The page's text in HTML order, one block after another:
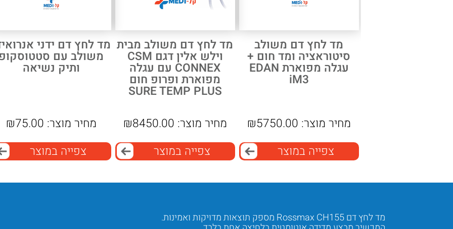
מד לחץ דם משולב
סיטוראציה ומד חום +
עגלה מפוארת EDAN
iM3
מחיר מוצר: ₪5750.00
צפייה במוצר
מד לחץ דם משולב מבית
וילש אלין דגם CSM
CONNEX עם עגלה
מפוארת ופרופ חום
SURE TEMP PLUS
מחיר מוצר:
₪8450.00
צפייה במוצר
מד לחץ דם ידני
משולב עם
ותיק נשיאה
מחיר מוצר: ₪75.00
צפייה במוצר
מד לחץ דם Rossmax CH155 מספק תוצאות מדויקות ואמינות.